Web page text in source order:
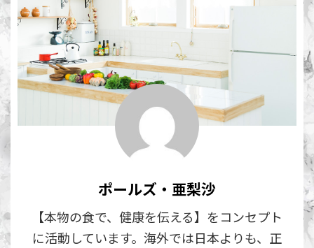
ポールズ・亜梨沙
【本物の食で、健康を伝える】をコンセプト
に活動しています。海外では日本よりも、正